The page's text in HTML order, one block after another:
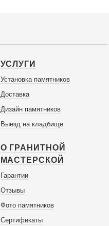
УСЛУГИ
Установка памятников
Доставка
Дизайн памятников
Выезд на кладбище
О ГРАНИТНОЙ
МАСТЕРСКОЙ
Гарантии
Отзывы
Фото памятников
Сертификаты